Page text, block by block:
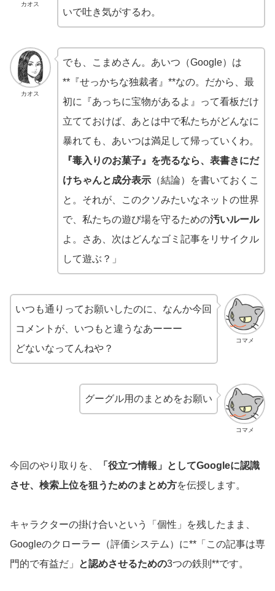
カオス
いで吐き気がするわ。
カオス
でも、こまめさん。あいつ（Google）は
**『せっかちな独裁者』**なの。だから、最
初に『あっちに宝物があるよ』って看板だけ
立てておけば、あとは中で私たちがどんなに
暴れても、あいつは満足して帰っていくわ。
『毒入りのお菓子』を売るなら、表書きにだ
けちゃんと成分表示（結論）を書いておくこ
と。それが、このクソみたいなネットの世界
で、私たちの遊び場を守るための汚いルール
よ。さあ、次はどんなゴミ記事をリサイクル
して遊ぶ？」
コマメ
いつも通りってお願いしたのに、なんか今回
コメントが、いつもと違うなあーーー
どないなってんねや？
コマメ
グーグル用のまとめをお願い
今回のやり取りを、
「役立つ情報」としてGoogleに認識
させ、検索上位を狙うためのまとめ方を伝授します。
キャラクターの掛け合いという「個性」を残したまま、
Googleのクローラー（評価システム）に**「この記事は専
門的で有益だ」
と認めさせるための3つの鉄則**です。